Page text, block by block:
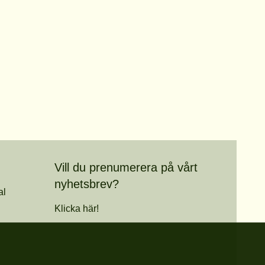
Vill du prenumerera på vårt
nyhetsbrev?
Klicka här!